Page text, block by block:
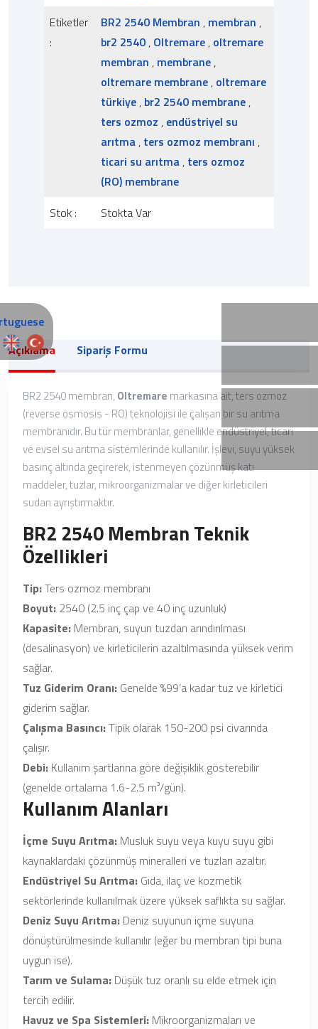
Etiketler
:
BR2 2540 Membran , membran ,
br2 2540 , Oltremare , oltremare
membran , membrane ,
oltremare membrane , oltremare
türkiye , br2 2540 membrane ,
ters ozmoz , endüstriyel su
arıtma , ters ozmoz membranı ,
ticari su arıtma , ters ozmoz
(RO) membrane
Stok :
Stokta Var
Açıklama Sipariş Formu
BR2 2540 membran, Oltremare markasına ait, ters ozmoz
(reverse osmosis - RO) teknolojisi ile çalışan bir su arıtma
membranıdır. Bu tür membranlar, genellikle endüstriyel, ticari
ve evsel su arıtma sistemlerinde kullanılır. İşlevi, suyu yüksek
basınç altında geçirerek, istenmeyen çözünmüş katı
maddeler, tuzlar, mikroorganizmalar ve diğer kirleticileri
sudan ayrıştırmaktır.
BR2 2540 Membran Teknik
Özellikleri
Tip:Ters ozmoz membranı
Boyut: 2540 (2.5 inç çap ve 40 inç uzunluk)
Kapasite: Membran, suyun tuzdan arındırılması
(desalinasyon) ve kirleticilerin azaltılmasında yüksek verim
sağlar.
Tuz Giderim Oranı: Genelde %99’a kadar tuz ve kirletici
giderim sağlar.
Çalışma Basıncı:Tipik olarak 150-200 psi civarında
çalışır.
Debi: Kullanım şartlarına göre değişiklik gösterebilir
(genelde ortalama 1.6-2.5 m³/gün).
Kullanım Alanları
İçme Suyu Arıtma: Musluk suyu veya kuyu suyu gibi
kaynaklardaki çözünmüş mineralleri ve tuzları azaltır.
Endüstriyel Su Arıtma: Gıda, ilaç ve kozmetik
sektörlerinde kullanılmak üzere yüksek saflıkta su sağlar.
Deniz Suyu Arıtma: Deniz suyunun içme suyuna
dönüştürülmesinde kullanılır (eğer bu membran tipi buna
uygun ise).
Tarım ve Sulama: Düşük tuz oranlı su elde etmek için
tercih edilir.
Havuz ve Spa Sistemleri: Mikroorganizmaları ve